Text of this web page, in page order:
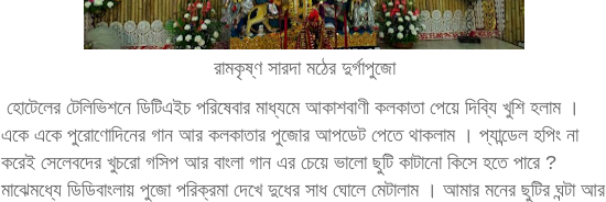
রামকৃষ্ণ সারদা মঠের দুর্গাপুজো
হোটেলের টেলিভিশনে ডিটিএইচ পরিষেবার মাধ্যমে আকাশবাণী কলকাতা পেয়ে দিব্যি খুশি হলাম ।
একে একে পুরোণোদিনের গান আর কলকাতার পুজোর আপডেট পেতে থাকলাম । প্যান্ডেল হপিং না
করেই সেলেবদের খুচরো গসিপ আর বাংলা গান এর চেয়ে ভালো ছুটি কাটানো কিসে হতে পারে ?
মাঝেমধ্যে ডিডিবাংলায় পুজো পরিক্রমা দেখে দুধের সাধ ঘোলে মেটালাম । আমার মনের ছুটির ঘন্টা আর